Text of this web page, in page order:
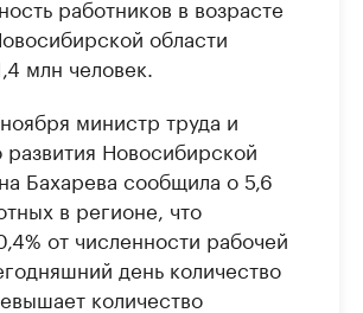
работников в возрасте
области
млн человек.
министр труда и
развития Новосибирской
Бахарева сообщила о 5,6
в регионе, что
от численности рабочей
день количество
количество